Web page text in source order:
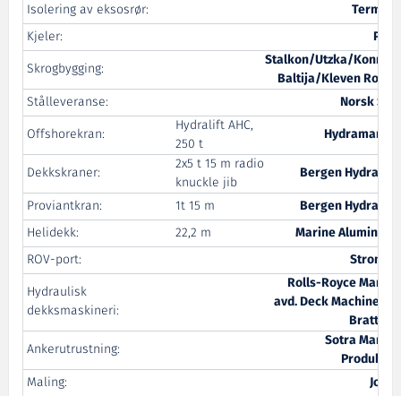
Isolering av eksosrør:
Termika
Kjeler:
Pyro
Skrogbygging:
Stalkon/Utzka/Konrem
Baltija/Kleven Rovde
Stålleveranse:
Norsk Stål
Offshorekran:
Hydralift AHC,
250 t
Hydramarine
Dekkskraner:
2x5 t 15 m radio
knuckle jib
Bergen Hydraulic
Proviantkran:
1t 15 m
Bergen Hydraulic
Helidekk:
22,2 m
Marine Aluminium
ROV-port:
Stromek
Hydraulisk
dekksmaskineri:
Rolls-Royce Marine
avd. Deck Machinery -
Brattvåg
Ankerutrustning:
Sotra Marine
Produkter
Maling:
Jotun